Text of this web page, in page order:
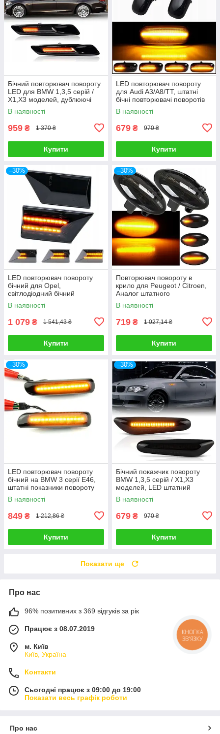
Бічний повторювач повороту
LED для BMW 1,3,5 серій /
X1,X3 моделей, дублюючі
бічні показники повороту
В наявності
959 ₴ 1 370 ₴
Купити
LED повторювач повороту
для Audi A3/A8/TT, штатні
бічні повторювачі поворотів
В наявності
679 ₴ 970 ₴
Купити
–30%
LED повторювач повороту
бічний для Opel,
світлодіодний бічний
покажчик повороту
В наявності
1 079 ₴ 1 541,43 ₴
Купити
–30%
Повторювач повороту в
крило для Peugeot / Citroen,
Аналог штатного
повторювача повороту
В наявності
719 ₴ 1 027,14 ₴
Купити
–30%
LED повторювач повороту
бічний на BMW 3 серії E46,
штатні показники повороту
дублюючі
В наявності
849 ₴ 1 212,86 ₴
Купити
–30%
Бічний покажчик повороту
BMW 1,3,5 серій / X1,X3
моделей, LED штатний
повторювач повороту бічний
В наявності
679 ₴ 970 ₴
Купити
Показати ще
Про нас
96% позитивних з 369 відгуків за рік
Працює з 08.07.2019
м. Київ
Київ, Україна
Контакти
Сьогодні працює з 09:00 до 19:00
Показати весь графік роботи
Про нас
КНОПКА
ЗВ'ЯЗКУ